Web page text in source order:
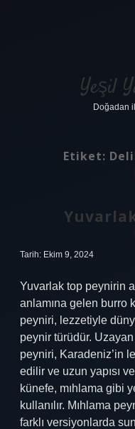
Yeşil
Doğadan
Etiket:
Tarih: Ekim 9, 2024
Yuvarlak top peynirin
anlamına gelen burro
peyniri, lezzetiyle
peynir türüdür.
peyniri, Karadeniz’in
edilir ve uzun yapısı
künefe, mıhlama gibi
kullanılır. Mıhlama
farklı versiyonlarda